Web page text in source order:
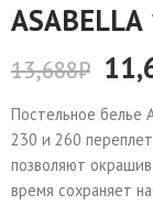
13,688₽
Постельное белье
230 и 260
позволяют
время сохраняет